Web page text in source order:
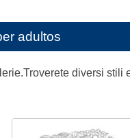
adultos
diversi